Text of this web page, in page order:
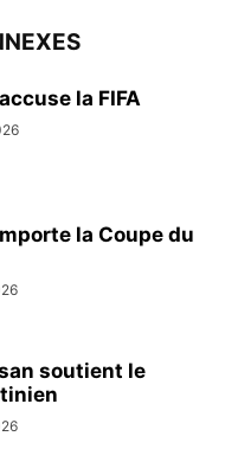
la FIFA
la Coupe du
soutient le